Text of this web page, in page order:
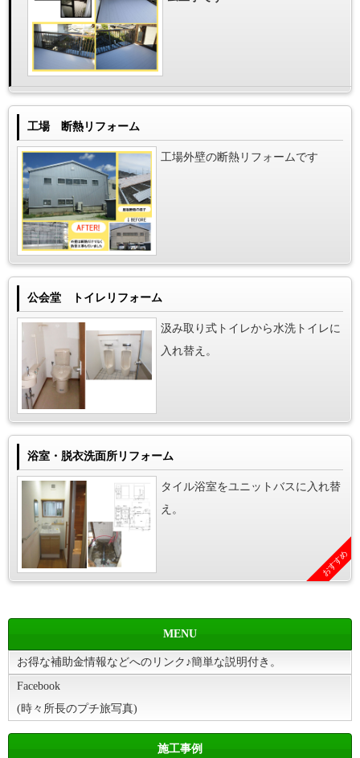
工場 断熱リフォーム
工場外壁の断熱リフォームです
公会堂 トイレリフォーム
汲み取り式トイレから水洗トイレに
入れ替え。
浴室・脱衣洗面所リフォーム
タイル浴室をユニットバスに入れ替
え。
おすすめ
MENU
お得な補助金情報などへのリンク♪簡単な説明付き。
Facebook
(時々所長のプチ旅写真)
施工事例